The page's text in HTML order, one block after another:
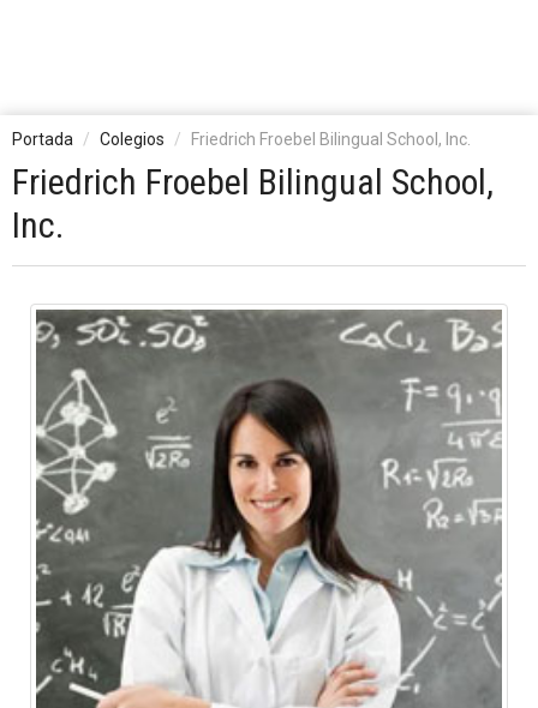
Portada Colegios Friedrich Froebel Bilingual School, Inc.
Friedrich Froebel Bilingual School,
Inc.